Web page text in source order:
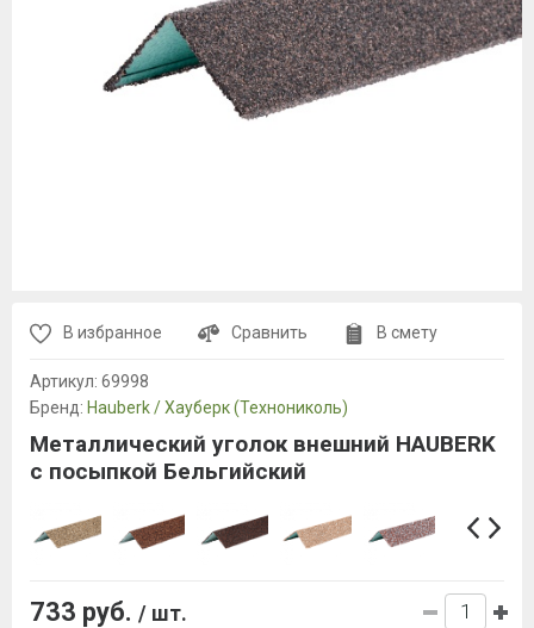
В избранное Сравнить В смету
Артикул: 69998
Бренд: Hauberk / Хауберк (Технониколь)
Металлический уголок внешний HAUBERK
с посыпкой Бельгийский
733 руб. / шт.